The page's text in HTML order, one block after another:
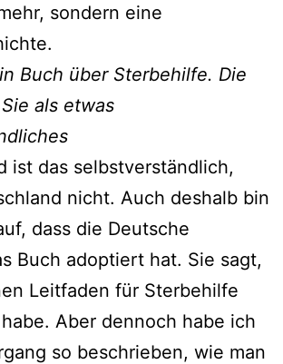
sondern eine
Buch über Sterbehilfe. Die
als etwas
ist das selbstverständlich,
nicht. Auch deshalb bin
dass die Deutsche
Buch adoptiert hat. Sie sagt,
Leitfaden für Sterbehilfe
Aber dennoch habe ich
so beschrieben, wie man